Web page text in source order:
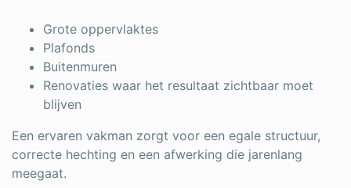
Grote oppervlaktes
Plafonds
Buitenmuren
Renovaties waar het resultaat zichtbaar moet
blijven
Een ervaren vakman zorgt voor een egale structuur,
correcte hechting en een afwerking die jarenlang
meegaat.